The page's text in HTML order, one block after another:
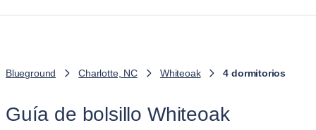
Blueground Charlotte, NC Whiteoak 4 dormitorios
Guía de bolsillo Whiteoak